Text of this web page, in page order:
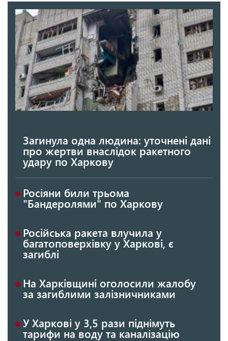
Загинула одна людина: уточнені дані
про жертви внаслідок ракетного
удару по Харкову
Росіяни били трьома
"Бандеролями" по Харкову
Російська ракета влучила у
багатоповерхівку у Харкові, є
загиблі
На Харківщині оголосили жалобу
за загиблими залізничниками
У Харкові у 3,5 рази піднімуть
тарифи на воду та каналізацію